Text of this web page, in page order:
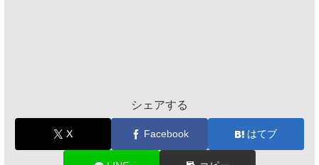
シェアする
X Facebook はてブ